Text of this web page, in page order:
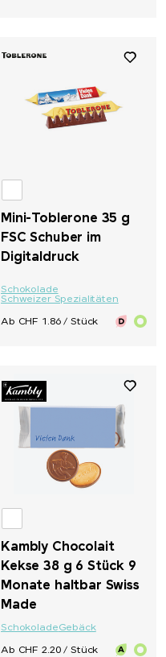
Mini-Toblerone 35 g
FSC Schuber im
Digitaldruck
Schokolade
Schweizer Spezialitäten
Ab CHF 1.86 / Stück
Kambly Chocolait
Kekse 38 g 6 Stück 9
Monate haltbar Swiss
Made
SchokoladeGebäck
Ab CHF 2.20 / Stück